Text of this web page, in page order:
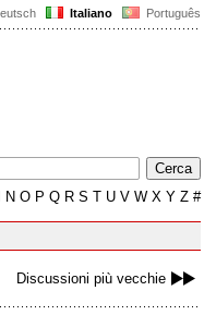
Italiano Português
N O P Q R S T U V W X Y Z #
Discussioni più vecchie